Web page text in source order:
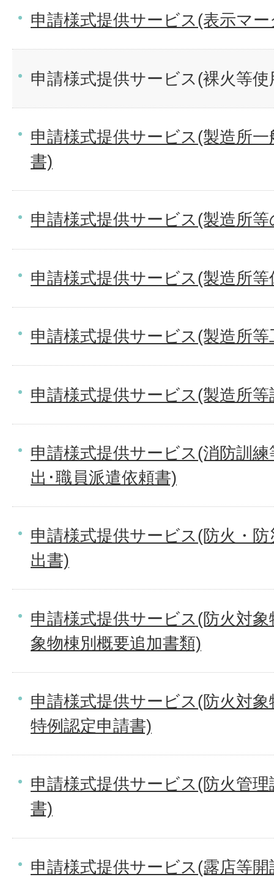
申請様式提供サービス(表示マ
申請様式提供サービス(裸火等
申請様式提供サービス(製造所
書)
申請様式提供サービス(製造所
申請様式提供サービス(製造所
申請様式提供サービス(製造所
申請様式提供サービス(製造所
申請様式提供サービス(消防訓
出･職員派遣依頼書)
申請様式提供サービス(防火・
出書)
申請様式提供サービス(防火対
象物棟別概要追加書類)
申請様式提供サービス(防火対
特例認定申請書)
申請様式提供サービス(防火管
書)
申請様式提供サービス(露店等開